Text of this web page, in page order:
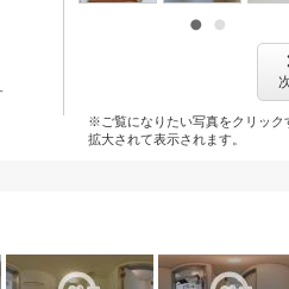
※ご覧になりたい写真をクリック
拡大されて表示されます。